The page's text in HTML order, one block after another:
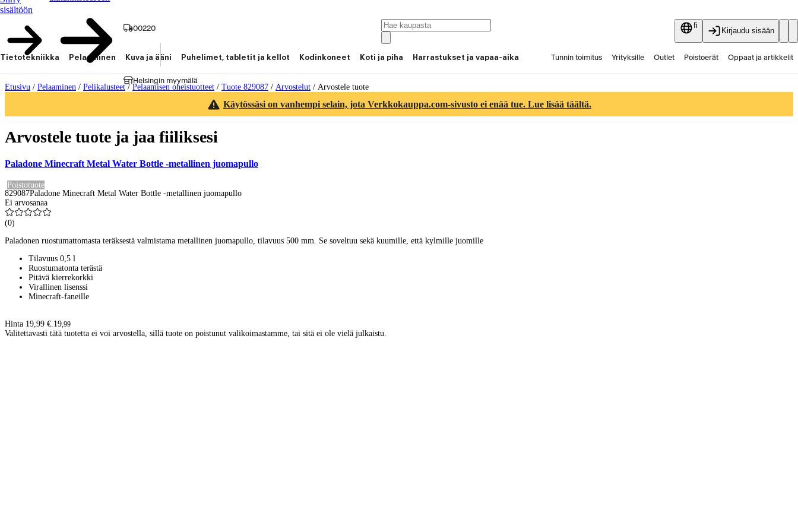
sisältöön
00220
Helsingin myymälä
fi
Kirjaudu sisään
Tietotekniikka Pelaaminen Kuva ja ääni Puhelimet, tabletit ja kellot Kodinkoneet Koti ja piha Harrastukset ja vapaa-aika Tunnin toimitus Yrityksille Outlet Poistoerät Oppaat ja artikkelit
Etusivu / Pelaaminen / Pelikalusteet/Pelaamisen oheistuotteet / Tuote 829087 / Arvostelut / Arvostele tuote
Käytössäsi on vanhempi selain, jota Verkkokauppa.com-sivusto ei enää tue. Lue lisää täältä.
Arvostele tuote ja jaa fiiliksesi
Paladone Minecraft Metal Water Bottle -metallinen juomapullo
Poistotuote
829087Paladone Minecraft Metal Water Bottle -metallinen juomapullo
Ei arvosanaa
(0)
Paladonen ruostumattomasta teräksestä valmistama metallinen juomapullo, tilavuus 500 mm. Se soveltuu sekä kuumille, että kylmille juomille
Tilavuus 0,5 l
Ruostumatonta terästä
Pitävä kierrekorkki
Virallinen lisenssi
Minecraft-faneille
Hinta 19,99 €.19,99
Valitettavasti tätä tuotetta ei voi arvostella, sillä tuote on poistunut valikoimastamme, tai sitä ei ole vielä julkaistu.